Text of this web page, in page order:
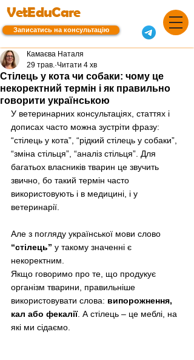
VetEduCare
Записатись на консультацію
Стілець у кота чи собаки: чому це
некоректний термін і як правильно
говорити українською
Камаєва Наталя
29 трав. Читати 4 хв
У ветеринарних консультаціях, статтях і
дописах часто можна зустріти фразу:
“стілець у кота”, “рідкий стілець у собаки”,
“зміна стільця”, “аналіз стільця”. Для
багатьох власників тварин це звучить
звично, бо такий термін часто
використовують і в медицині, і у
ветеринарії.
Але з погляду української мови слово
“стілець” у такому значенні є
некоректним.
Якщо говоримо про те, що продукує
організм тварини, правильніше
використовувати слова: випорожнення,
кал або фекалії. А стілець – це меблі, на
які ми сідаємо.